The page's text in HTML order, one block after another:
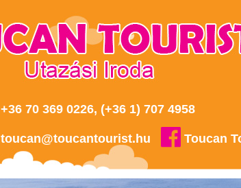
+36 70 369 0226, (+36 1) 707 4958
toucan@toucantourist.hu Toucan